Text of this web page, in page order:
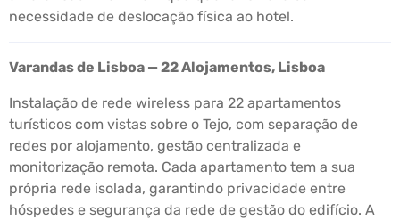
necessidade de deslocação física ao hotel.
Varandas de Lisboa — 22 Alojamentos, Lisboa
Instalação de rede wireless para 22 apartamentos
turísticos com vistas sobre o Tejo, com separação de
redes por alojamento, gestão centralizada e
monitorização remota. Cada apartamento tem a sua
própria rede isolada, garantindo privacidade entre
hóspedes e segurança da rede de gestão do edifício. A